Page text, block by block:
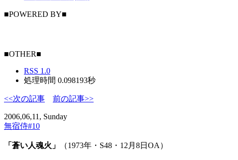
■POWERED BY■
■OTHER■
RSS 1.0
処理時間 0.098193秒
<<次の記事 前の記事>>
2006,06,11, Sunday
無宿侍#10
「蒼い人魂火」
（1973年・S48・12月8日OA）